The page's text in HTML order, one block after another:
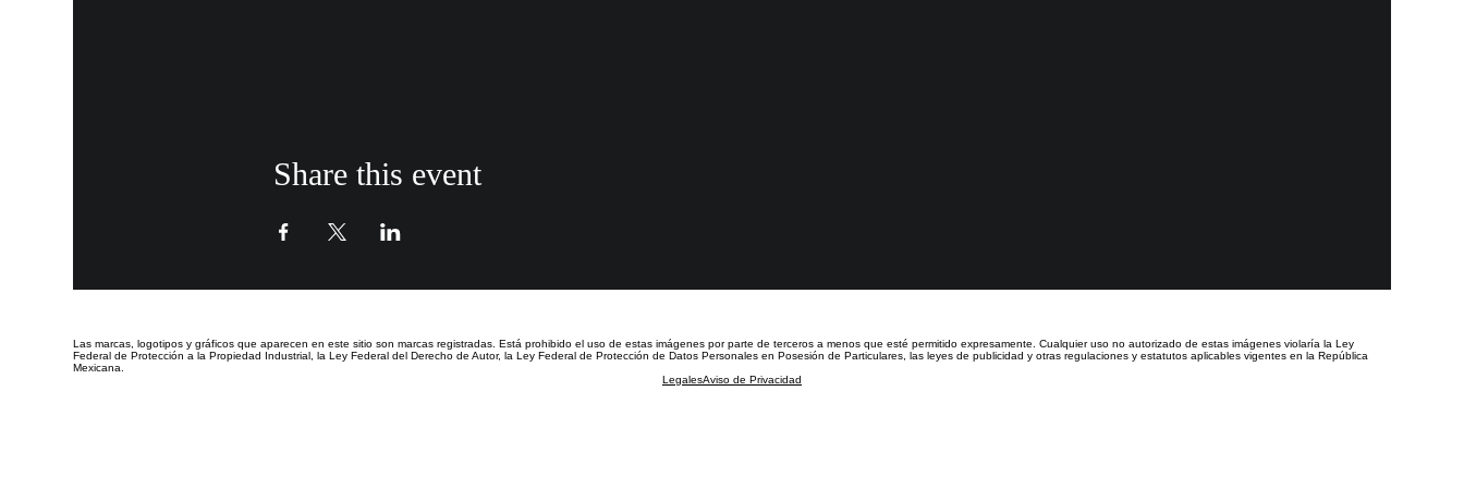
Share this event
Las marcas, logotipos y gráficos que aparecen en este sitio son marcas registradas. Está prohibido el uso de estas imágenes por parte de terceros a menos que esté permitido expresamente. Cualquier uso no autorizado de estas imágenes violaría la Ley
Federal de Protección a la Propiedad Industrial, la Ley Federal del Derecho de Autor, la Ley Federal de Protección de Datos Personales en Posesión de Particulares, las leyes de publicidad y otras regulaciones y estatutos aplicables vigentes en la República
Mexicana.
LegalesAviso de Privacidad